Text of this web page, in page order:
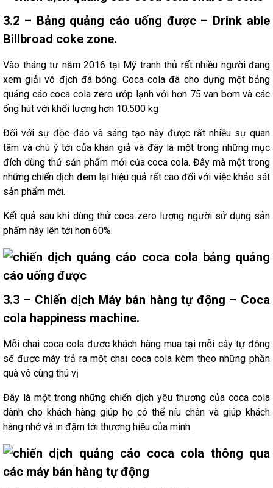
3.2 – Bảng quảng cáo uống được – Drink able
Billbroad coke zone.
Vào tháng tư năm 2016 tại Mỹ tranh thủ rất nhiều người đang
xem giải vô địch đá bóng. Coca cola đã cho dựng một bảng
quảng cáo coca cola zero ướp lạnh với hơn 75 van bơm và các
ống hút với khổi lượng hơn 10.500 kg
Đối với sự độc đáo và sáng tạo này được rất nhiều sự quan
tâm và chú ý tới của khán giả và đây là một trong những mục
đích dùng thử sản phẩm mới của coca cola. Đây mà một trong
những chiến dịch đem lại hiệu quả rất cao đối với việc khảo sát
sản phẩm mới.
Kết quả sau khi dùng thử coca zero lượng người sử dụng sản
phẩm này lên tới hơn 60%.
3.3 – Chiến dịch Máy bán hàng tự động – Coca
cola happiness machine.
Mỗi chai coca cola được khách hàng mua tại mỗi cây tự động
sẽ được máy trả ra một chai coca cola kèm theo những phần
quà vô cùng thú vị
Đây là một trong những chiến dịch yêu thương của coca cola
dành cho khách hàng giúp họ có thể níu chân và giúp khách
hàng nhớ và in đậm tới thương hiệu của mình.